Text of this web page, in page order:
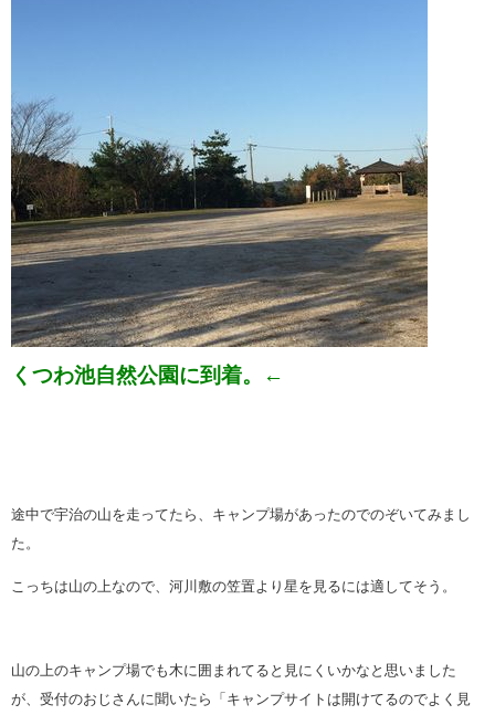
くつわ池自然公園に到着。←
途中で宇治の山を走ってたら、キャンプ場があったのでのぞいてみまし
た。
こっちは山の上なので、河川敷の笠置より星を見るには適してそう。
山の上のキャンプ場でも木に囲まれてると見にくいかなと思いました
が、受付のおじさんに聞いたら「キャンプサイトは開けてるのでよく見